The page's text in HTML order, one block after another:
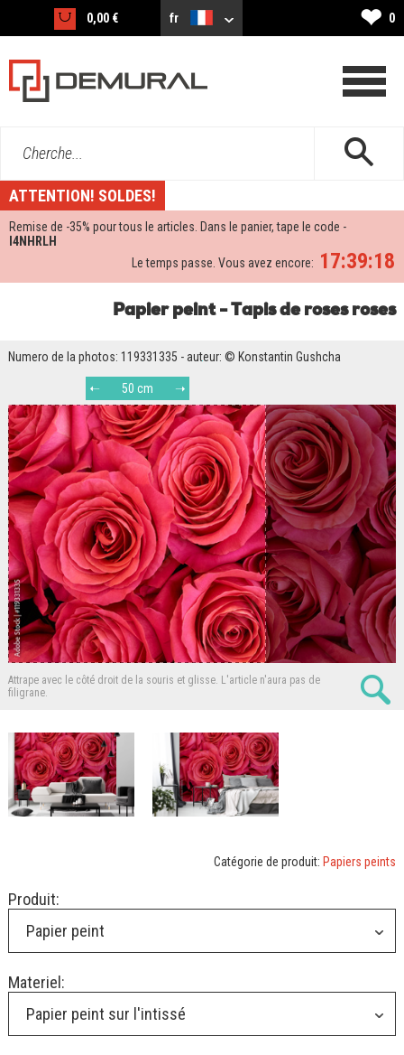
0,00 € fr ❤ 0
Cherche...
ATTENTION! SOLDES!
Remise de -35% pour tous le articles. Dans le panier, tape le code -
I4NHRLH
17:39:18
Le temps passe. Vous avez encore:
Papier peint - Tapis de roses roses
Numero de la photos: 119331335 - auteur: © Konstantin Gushcha
50 cm
Attrape avec le côté droit de la souris et glisse. L'article n'aura pas de
filigrane.
Catégorie de produit: Papiers peints
Produit:
Papier peint
Materiel:
Papier peint sur l'intissé